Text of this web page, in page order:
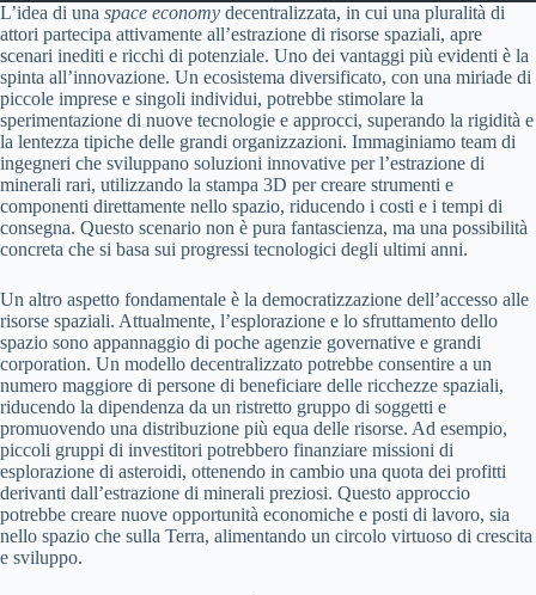
L’idea di una space economy decentralizzata, in cui una pluralità di
attori partecipa attivamente all’estrazione di risorse spaziali, apre
scenari inediti e ricchi di potenziale. Uno dei vantaggi più evidenti è la
spinta all’innovazione. Un ecosistema diversificato, con una miriade di
piccole imprese e singoli individui, potrebbe stimolare la
sperimentazione di nuove tecnologie e approcci, superando la rigidità e
la lentezza tipiche delle grandi organizzazioni. Immaginiamo team di
ingegneri che sviluppano soluzioni innovative per l’estrazione di
minerali rari, utilizzando la stampa 3D per creare strumenti e
componenti direttamente nello spazio, riducendo i costi e i tempi di
consegna. Questo scenario non è pura fantascienza, ma una possibilità
concreta che si basa sui progressi tecnologici degli ultimi anni.
Un altro aspetto fondamentale è la democratizzazione dell’accesso alle
risorse spaziali. Attualmente, l’esplorazione e lo sfruttamento dello
spazio sono appannaggio di poche agenzie governative e grandi
corporation. Un modello decentralizzato potrebbe consentire a un
numero maggiore di persone di beneficiare delle ricchezze spaziali,
riducendo la dipendenza da un ristretto gruppo di soggetti e
promuovendo una distribuzione più equa delle risorse. Ad esempio,
piccoli gruppi di investitori potrebbero finanziare missioni di
esplorazione di asteroidi, ottenendo in cambio una quota dei profitti
derivanti dall’estrazione di minerali preziosi. Questo approccio
potrebbe creare nuove opportunità economiche e posti di lavoro, sia
nello spazio che sulla Terra, alimentando un circolo virtuoso di crescita
e sviluppo.